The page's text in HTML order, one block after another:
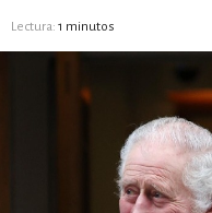
Lectura: 1 minutos